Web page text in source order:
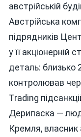
австрійській
Австрійська
підрядників
у її акціонерній
деталь: близько
контролював
Trading
Дерипаска —
Кремля, власник